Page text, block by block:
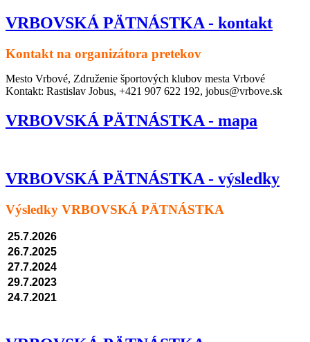
VRBOVSKÁ PÄTNÁSTKA - kontakt
Kontakt na organizátora pretekov
Mesto Vrbové, Združenie športových klubov mesta Vrbové
Kontakt: Rastislav Jobus, +421 907 622 192, jobus@vrbove.sk
VRBOVSKÁ PÄTNÁSTKA - mapa
VRBOVSKÁ PÄTNÁSTKA - výsledky
Výsledky VRBOVSKÁ PÄTNÁSTKA
25.7.2026
26.7.2025
27.7.2024
29.7.2023
24.7.2021